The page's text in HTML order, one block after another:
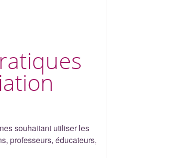
souhaitant utiliser les
professeurs, éducateurs,